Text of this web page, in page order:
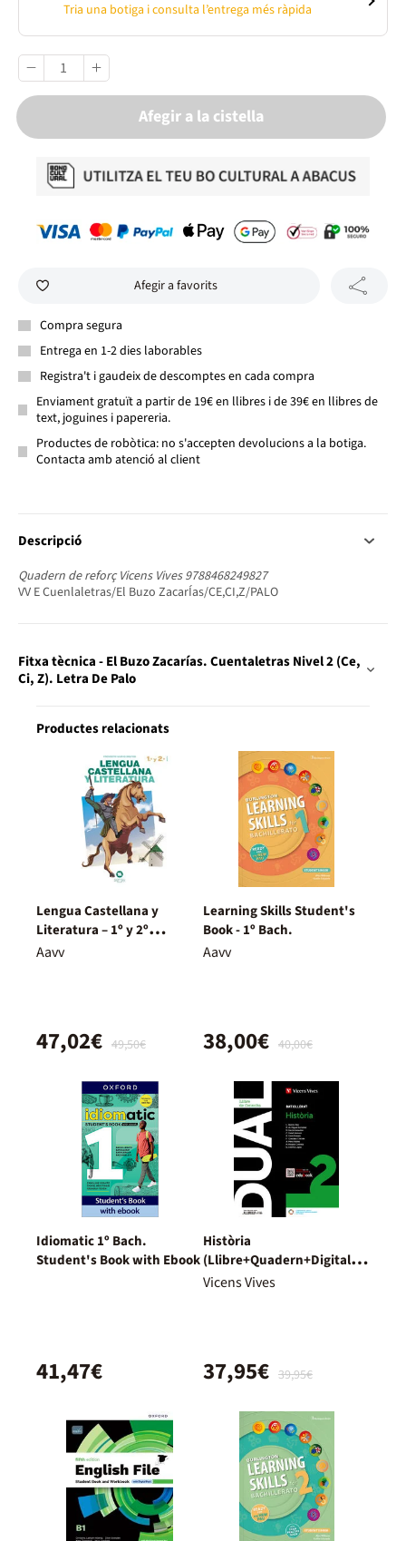
Tria una botiga i consulta l’entrega més ràpida
Afegir a la cistella
Afegir a favorits
Compra segura
Entrega en 1-2 dies laborables
Registra't i gaudeix de descomptes en cada compra
Enviament gratuït a partir de 19€ en llibres i de 39€ en llibres de
text, joguines i papereria.
Productes de robòtica: no s'accepten devolucions a la botiga.
Contacta amb atenció al client
Descripció
Quadern de reforç Vicens Vives 9788468249827
VV E Cuenlaletras/El Buzo ZacarÍas/CE,CI,Z/PALO
Fitxa tècnica - El Buzo Zacarías. Cuentaletras Nivel 2 (Ce,
Ci, Z). Letra De Palo
Productes relacionats
Lengua Castellana y
Literatura – 1º y 2º
Bachillerato – Nuevo
Aavv
49,50€
47,02€
Learning Skills Student's
Book - 1º Bach.
Aavv
40,00€
38,00€
Idiomatic 1º Bach.
Student's Book with Ebook
41,47€
Història
(Llibre+Quadern+Digital)
Dual
Vicens Vives
39,95€
37,95€